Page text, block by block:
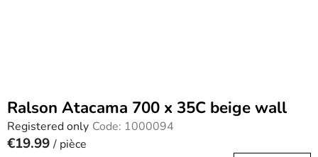
Ralson Atacama 700 x 35C beige wall
Registered only Code: 1000094
€19.99 / pièce